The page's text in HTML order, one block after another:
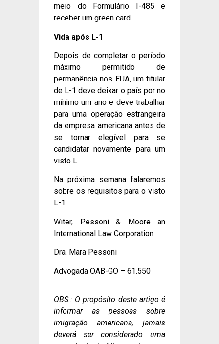
meio do Formulário I-485 e
receber um green card.
Vida após L-1
Depois de completar o período
máximo permitido de
permanência nos EUA, um titular
de L-1 deve deixar o país por no
mínimo um ano e deve trabalhar
para uma operação estrangeira
da empresa americana antes de
se tornar elegível para se
candidatar novamente para um
visto L.
Na próxima semana falaremos
sobre os requisitos para o visto
L-1.
Witer, Pessoni & Moore an
International Law Corporation
Dra. Mara Pessoni
Advogada OAB-GO – 61.550
OBS.: O propósito deste artigo é
informar as pessoas sobre
imigração americana, jamais
deverá ser considerado uma